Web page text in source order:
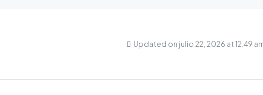
Updated on julio 22, 2026 at 12:49